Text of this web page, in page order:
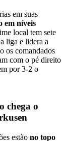
em suas
em níveis
local tem sete
liga e lidera a
os comandados
com o pé direito
por 3-2 o
chega o
estão no topo